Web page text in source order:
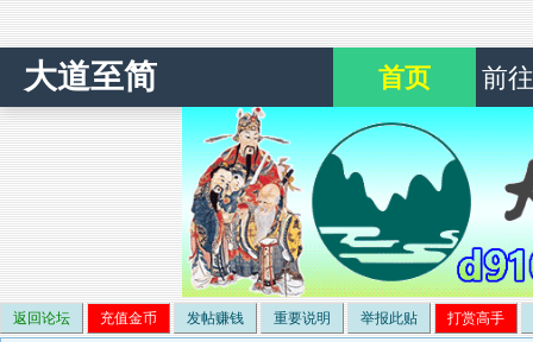
大道至简 首页 前
返回论坛 充值金币 发帖赚钱 重要说明 举报此贴 打赏高手